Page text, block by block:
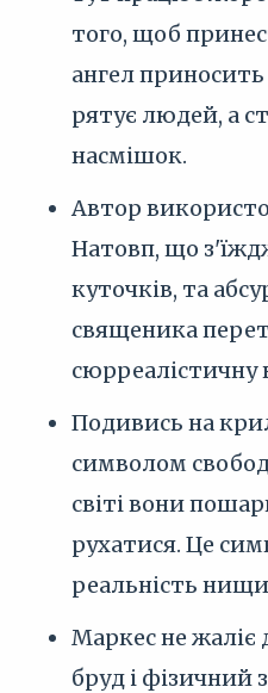
того, щоб
ангел
рятує людей, а
насмішок.
Автор
Натовп, що
куточків, та
священика
сюрреалістичну
Подивись на
символом
світі вони
рухатися. Це
реальність
Маркес не жаліє
бруд і фізичний